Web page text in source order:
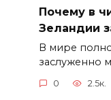
Почему в
Зеландии
В мире
заслуженно
0 2.5к.